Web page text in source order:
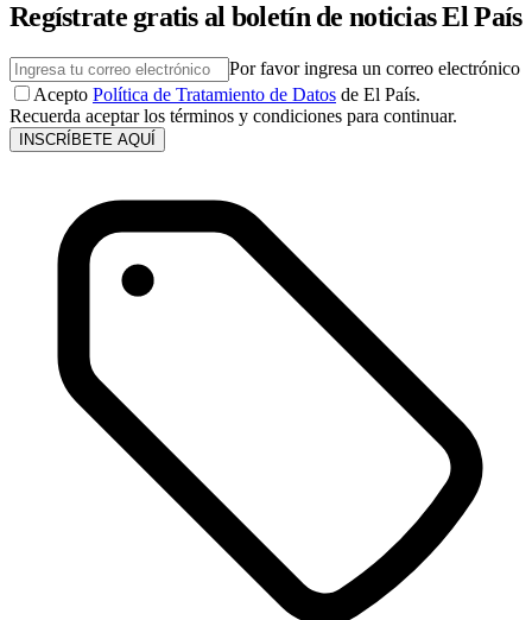
Regístrate gratis al boletín de noticias El País
Por favor ingresa un correo electrónico
Acepto Política de Tratamiento de Datos de El País.
Recuerda aceptar los términos y condiciones para continuar.
INSCRÍBETE AQUÍ